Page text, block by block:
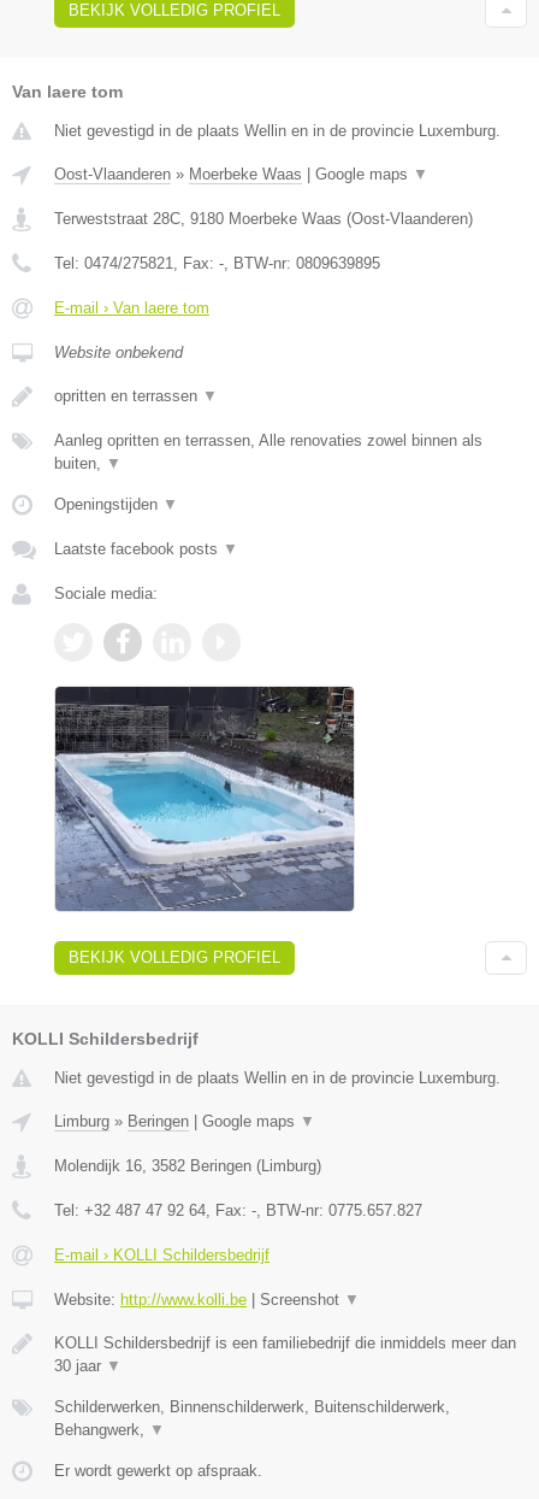
BEKIJK VOLLEDIG PROFIEL
Van laere tom
Niet gevestigd in de plaats Wellin en in de provincie Luxemburg.
Oost-Vlaanderen » Moerbeke Waas Google maps ▼
Terweststraat 28C, 9180 Moerbeke Waas (Oost-Vlaanderen)
Tel: 0474/275821, Fax: -, BTW-nr: 0809639895
E-mail › Van laere tom
Website onbekend
opritten en terrassen ▼
Aanleg opritten en terrassen, Alle renovaties zowel binnen als
buiten, ▼
Openingstijden ▼
Laatste facebook posts ▼
Sociale media:
BEKIJK VOLLEDIG PROFIEL
KOLLI Schildersbedrijf
Niet gevestigd in de plaats Wellin en in de provincie Luxemburg.
Limburg » Beringen | Google maps ▼
Molendijk 16 3582 Beringen (Limburg)
Tel: +32 487 47 92 64 , Fax: - , BTW-nr: 0775.657.827
E-mail › KOLLI Schildersbedrijf
Website: http://www.kolli.be | Screenshot ▼
KOLLI Schildersbedrijf is een familiebedrijf die inmiddels meer dan
30 jaar ▼
Schilderwerken, Binnenschilderwerk, Buitenschilderwerk,
Behangwerk,
▼
Er wordt gewerkt op afspraak.